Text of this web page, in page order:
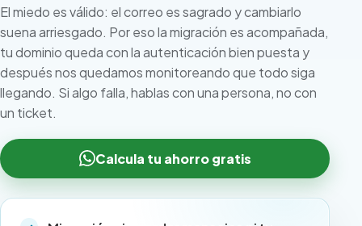
El miedo es válido: el correo es sagrado y cambiarlo
suena arriesgado. Por eso la migración es acompañada,
tu dominio queda con la autenticación bien puesta y
después nos quedamos monitoreando que todo siga
llegando. Si algo falla, hablas con una persona, no con
un ticket.
Calcula tu ahorro gratis